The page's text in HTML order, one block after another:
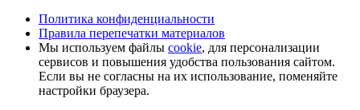
Политика конфиденциальности
Правила перепечатки материалов
Мы используем файлы cookie, для персонализации
сервисов и повышения удобства пользования сайтом.
Если вы не согласны на их использование, поменяйте
настройки браузера.